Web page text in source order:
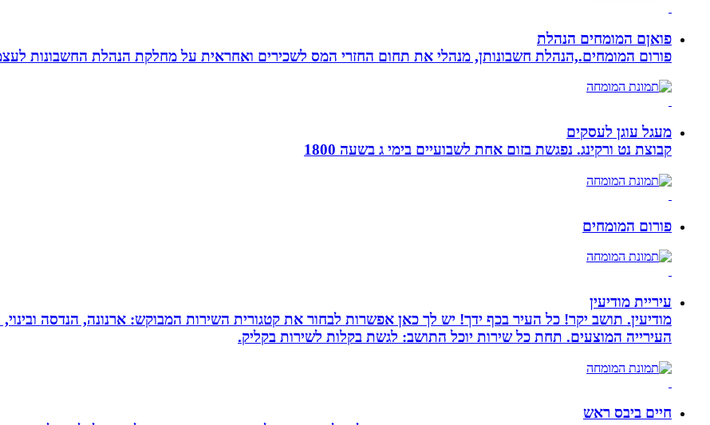
פואןם המומחים הנהלת
פורום המומחים.,הנהלת חשבונותן, מנהלי את תחום החזרי המס לשכירים ואחראית על מחלקת הנהלת החשבונות
מעגל עוגן לעסקים
קבוצת נט ורקינג. נפגשת בזום אחת לשבועיים בימי ג בשעה 1800
פורום המומחים
עיריית מודיעין
מודיעין. תושב יקר! כל העיר בכף ידך! יש לך כאן אפשרות לבחור את קטגורית השירות המבוקש: ארנונה, הנדסה
העירייה המוצעים. תחת כל שירות יוכל התושב: לגשת בקלות לשירות בקליק.
חיים ביבס ראש